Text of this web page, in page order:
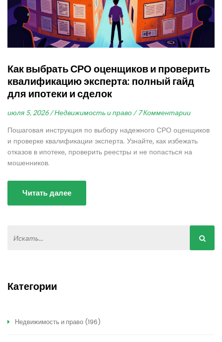
Как выбрать СРО оценщиков и проверить
квалификацию эксперта: полный гайд
для ипотеки и сделок
июля 5, 2026 / Недвижимость и право / 7 Комментарии
Пошаговая инструкция по выбору надежного СРО оценщиков
и проверке квалификации эксперта. Узнайте, как избежать
отказов в ипотеке, проверить реестры и не попасться на
мошенников.
Читать далее
Категории
Недвижимость и право (196)